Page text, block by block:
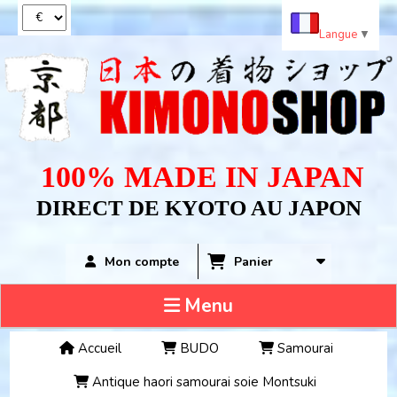
100% MADE IN JAPAN
DIRECT DE KYOTO AU JAPON
Mon compte Panier
Menu
Accueil BUDO
Samourai
Antique haori samourai soie Montsuki
Langue ▼
Panneau de gestion des cookies